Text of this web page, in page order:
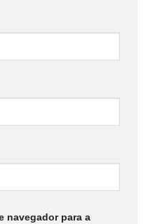
navegador para a